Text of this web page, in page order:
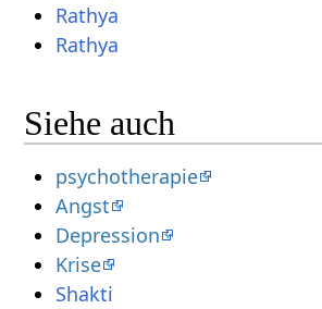
Rathya
Rathya
Siehe auch
psychotherapie
Angst
Depression
Krise
Shakti